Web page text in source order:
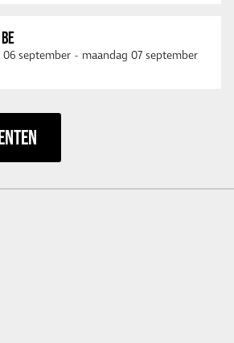
september - maandag 07 september